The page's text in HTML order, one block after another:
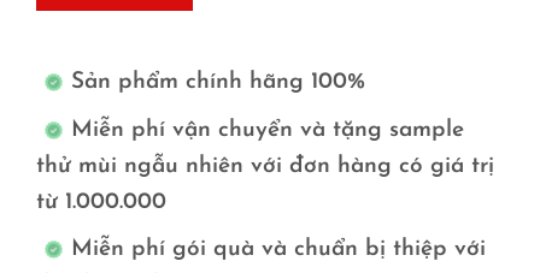
Sản phẩm chính hãng 100%
Miễn phí vận chuyển và tặng sample
thử mùi ngẫu nhiên với đơn hàng có giá trị
từ 1.000.000
Miễn phí gói quà và chuẩn bị thiệp với